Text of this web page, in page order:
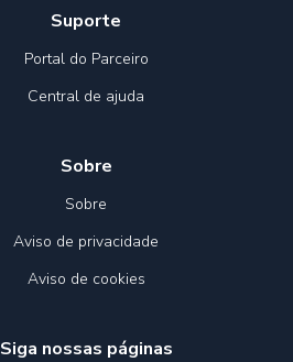
Suporte
Portal do Parceiro
Central de ajuda
Sobre
Sobre
Aviso de privacidade
Aviso de cookies
Siga nossas páginas